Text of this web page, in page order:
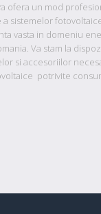
ofera un mod
sistemelor
vasta in domeniu
Va stam la
si accesoriilor
potrivite